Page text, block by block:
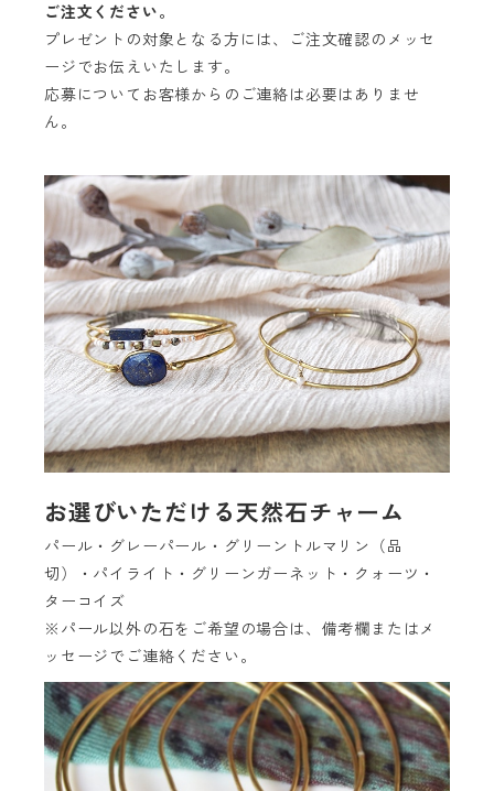
ご注文ください。
プレゼントの対象となる方には、ご注文確認のメッセ
ージでお伝えいたします。
応募についてお客様からのご連絡は必要はありませ
ん。
お選びいただける天然石チャーム
パール・グレーパール・グリーントルマリン（品
切）・パイライト・グリーンガーネット・クォーツ・
ターコイズ
※パール以外の石をご希望の場合は、備考欄またはメ
ッセージでご連絡ください。